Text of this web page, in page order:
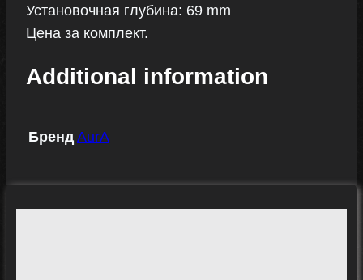
Установочная глубина: 69 mm
Цена за комплект.
Additional information
Бренд AurA